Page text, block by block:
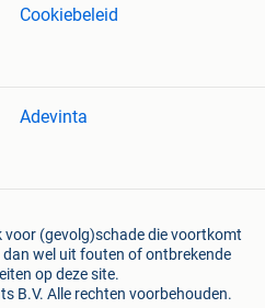
Cookiebeleid
Adevinta
(gevolg)schade die voortkomt
wel uit fouten of ontbrekende
op deze site.
B.V. Alle rechten voorbehouden.